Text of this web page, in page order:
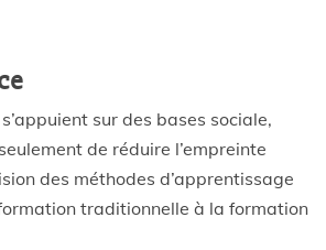
sur des bases sociale,
de réduire l’empreinte
des méthodes d’apprentissage
traditionnelle à la formation